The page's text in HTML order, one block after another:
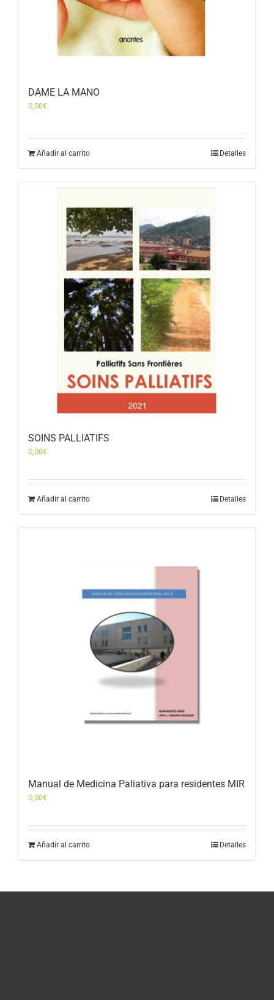
DAME LA MANO
0,00€
Añadir al carrito Detalles
SOINS PALLIATIFS
0,00€
Añadir al carrito Detalles
Manual de Medicina Paliativa para residentes MIR
0,00€
Añadir al carrito Detalles